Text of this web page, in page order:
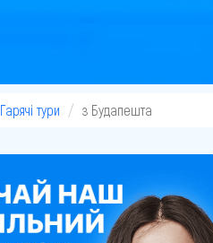
Гарячі тури з Будапешта